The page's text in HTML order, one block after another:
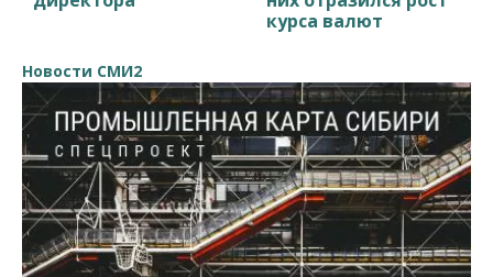
курса валют
Новости СМИ2